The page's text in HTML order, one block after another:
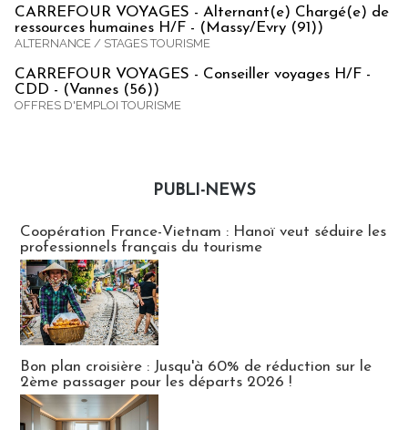
CARREFOUR VOYAGES - Alternant(e) Chargé(e) de
ressources humaines H/F - (Massy/Evry (91))
ALTERNANCE / STAGES TOURISME
CARREFOUR VOYAGES - Conseiller voyages H/F -
CDD - (Vannes (56))
OFFRES D'EMPLOI TOURISME
PUBLI-NEWS
Coopération France-Vietnam : Hanoï veut séduire les
professionnels français du tourisme
Bon plan croisière : Jusqu'à 60% de réduction sur le
2ème passager pour les départs 2026 !